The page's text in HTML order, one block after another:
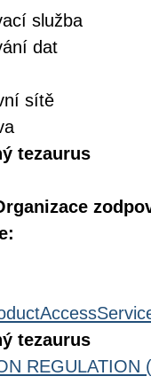
služba
dat
sítě
tezaurus
tezaurus
REGULATION